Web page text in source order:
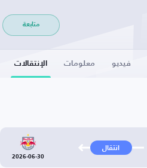
متابعة
فيديو معلومات الإنتقالات
انتقال
2026-06-30